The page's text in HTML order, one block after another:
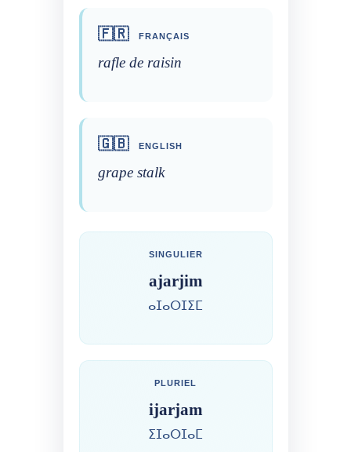
🇫🇷 FRANÇAIS
rafle de raisin
🇬🇧 ENGLISH
grape stalk
SINGULIER
ajarjim
ⴰⵊⴰⵔⵊⵉⵎ
PLURIEL
ijarjam
ⵉⵊⴰⵔⵊⴰⵎ